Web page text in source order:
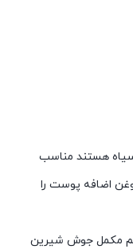
هستند مناسب
اضافه پوست را
مکمل جوش شیرین